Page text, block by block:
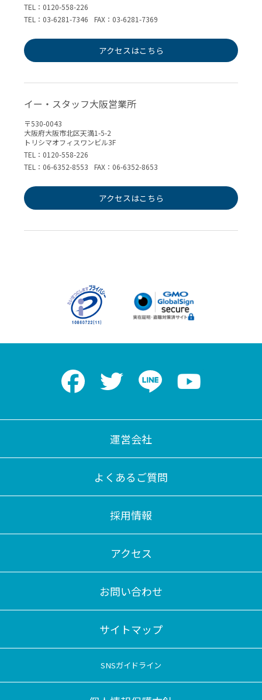
TEL：0120-558-226
TEL：03-6281-7346
FAX：03-6281-7369
アクセスはこちら
イー・スタッフ大阪営業所
〒530-0043
大阪府大阪市北区天満1-5-2
トリシマオフィスワンビル3F
TEL：0120-558-226
TEL：06-6352-8553
FAX：06-6352-8653
アクセスはこちら
Facebook Twitter LINE
運営会社
よくあるご質問
採用情報
アクセス
お問い合わせ
サイトマップ
SNSガイドライン